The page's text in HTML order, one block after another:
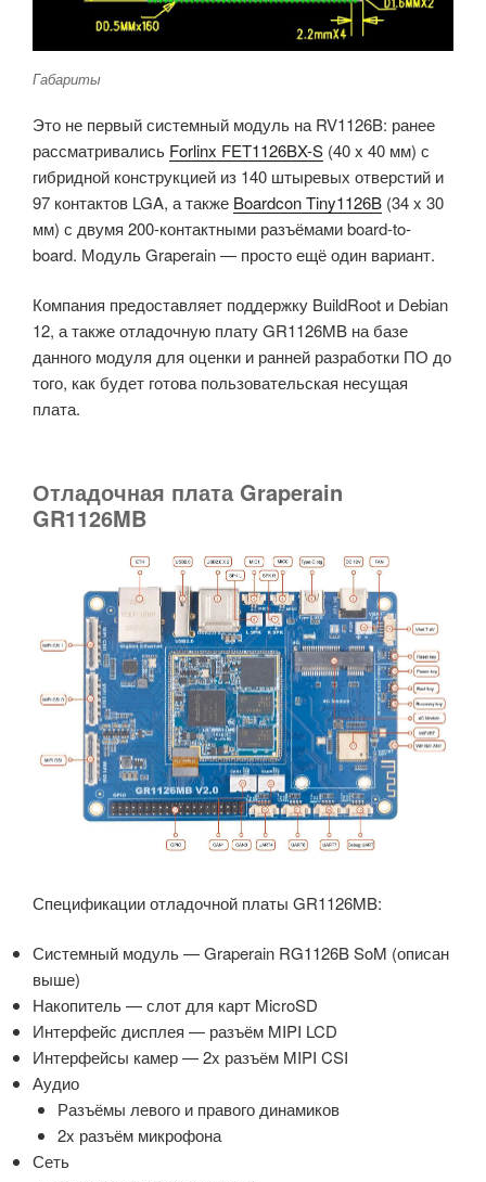
Габариты
Это не первый системный модуль на RV1126B: ранее
рассматривались Forlinx FET1126BX-S (40 x 40 мм) с
гибридной конструкцией из 140 штыревых отверстий и
97 контактов LGA, а также Boardcon Tiny1126B (34 x 30
мм) с двумя 200-контактными разъёмами board-to-
board. Модуль Graperain — просто ещё один вариант.
Компания предоставляет поддержку BuildRoot и Debian
12, а также отладочную плату GR1126MB на базе
данного модуля для оценки и ранней разработки ПО до
того, как будет готова пользовательская несущая
плата.
Отладочная плата Graperain
GR1126MB
Спецификации отладочной платы GR1126MB:
Системный модуль — Graperain RG1126B SoM (описан
выше)
Накопитель — слот для карт MicroSD
Интерфейс дисплея — разъём MIPI LCD
Интерфейсы камер — 2x разъём MIPI CSI
Аудио
Разъёмы левого и правого динамиков
2x разъём микрофона
Сеть